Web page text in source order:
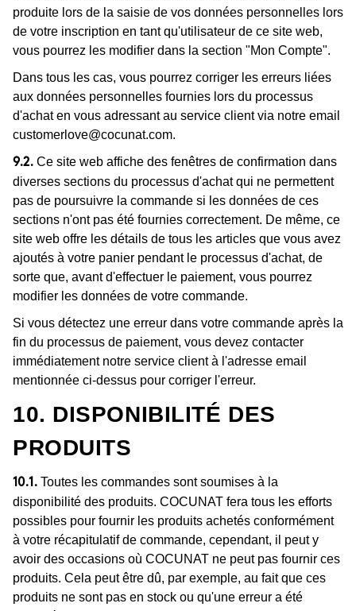
produite lors de la saisie de vos données personnelles lors
de votre inscription en tant qu'utilisateur de ce site web,
vous pourrez les modifier dans la section "Mon Compte".
Dans tous les cas, vous pourrez corriger les erreurs liées
aux données personnelles fournies lors du processus
d'achat en vous adressant au service client via notre email
customerlove@cocunat.com.
9.2. Ce site web affiche des fenêtres de confirmation dans
diverses sections du processus d'achat qui ne permettent
pas de poursuivre la commande si les données de ces
sections n'ont pas été fournies correctement. De même, ce
site web offre les détails de tous les articles que vous avez
ajoutés à votre panier pendant le processus d'achat, de
sorte que, avant d'effectuer le paiement, vous pourrez
modifier les données de votre commande.
Si vous détectez une erreur dans votre commande après la
fin du processus de paiement, vous devez contacter
immédiatement notre service client à l'adresse email
mentionnée ci-dessus pour corriger l'erreur.
10. DISPONIBILITÉ DES
PRODUITS
10.1. Toutes les commandes sont soumises à la
disponibilité des produits. COCUNAT fera tous les efforts
possibles pour fournir les produits achetés conformément
à votre récapitulatif de commande, cependant, il peut y
avoir des occasions où COCUNAT ne peut pas fournir ces
produits. Cela peut être dû, par exemple, au fait que ces
produits ne sont pas en stock ou qu'une erreur a été